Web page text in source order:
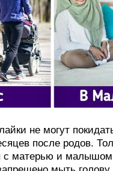
не могут
после родов.
с матерью и